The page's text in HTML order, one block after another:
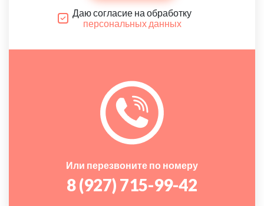
Даю согласие на обработку
персональных данных
Или перезвоните по номеру
8 (927) 715-99-42